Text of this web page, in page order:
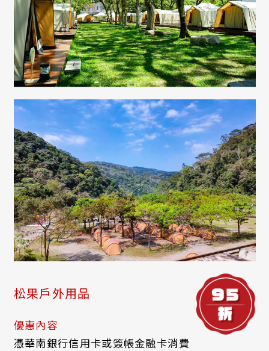
松果戶外用品
優惠內容
憑華南銀行信用卡或簽帳金融卡消費